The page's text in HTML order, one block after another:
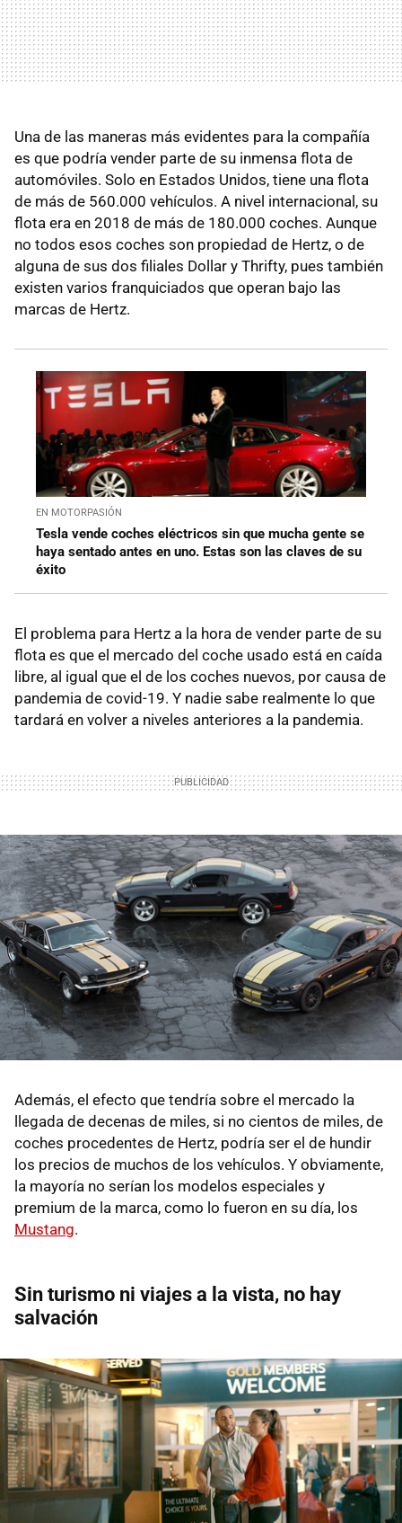
Una de las maneras más evidentes para la compañía
es que podría vender parte de su inmensa flota de
automóviles. Solo en Estados Unidos, tiene una flota
de más de 560.000 vehículos. A nivel internacional, su
flota era en 2018 de más de 180.000 coches. Aunque
no todos esos coches son propiedad de Hertz, o de
alguna de sus dos filiales Dollar y Thrifty, pues también
existen varios franquiciados que operan bajo las
marcas de Hertz.
EN MOTORPASIÓN
Tesla vende coches eléctricos sin que mucha gente se
haya sentado antes en uno. Estas son las claves de su
éxito
El problema para Hertz a la hora de vender parte de su
flota es que el mercado del coche usado está en caída
libre, al igual que el de los coches nuevos, por causa de
pandemia de covid-19. Y nadie sabe realmente lo que
tardará en volver a niveles anteriores a la pandemia.
Además, el efecto que tendría sobre el mercado la
llegada de decenas de miles, si no cientos de miles, de
coches procedentes de Hertz, podría ser el de hundir
los precios de muchos de los vehículos. Y obviamente,
la mayoría no serían los modelos especiales y
premium de la marca, como lo fueron en su día, los
Mustang.
Sin turismo ni viajes a la vista, no hay
salvación